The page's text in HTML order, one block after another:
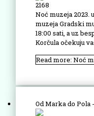
2168
Noć muzeja 2023.
muzeja Gradski
18:00 sati, a uz
Korčula očekuju
Read more: Noć
Od Marka do Pola